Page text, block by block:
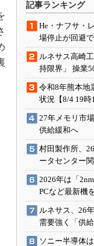
記事ランキング
He・ナフサ・
場停止が回避
ルネサス高崎
持限界」 操業
令和8年熊本地
状況【8/4 19時
27年メモリ市
供給緩和へ
村田製作所、
ータセンター
2026年は「
PCなど最新機
ルネサス、26
需要強く「供
ソニー半導体